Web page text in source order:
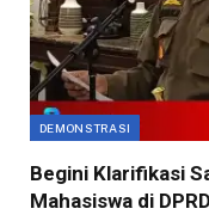
DEMONSTRASI
Begini Klarifikasi
Mahasiswa di